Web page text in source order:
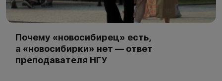
Почему «новосибирец» есть,
а «новосибирки» нет — ответ
преподавателя НГУ